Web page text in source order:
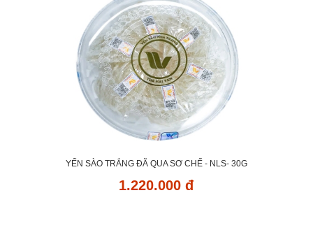
YẾN SÀO TRẮNG ĐÃ QUA SƠ CHẾ - NLS- 30G
1.220.000 đ